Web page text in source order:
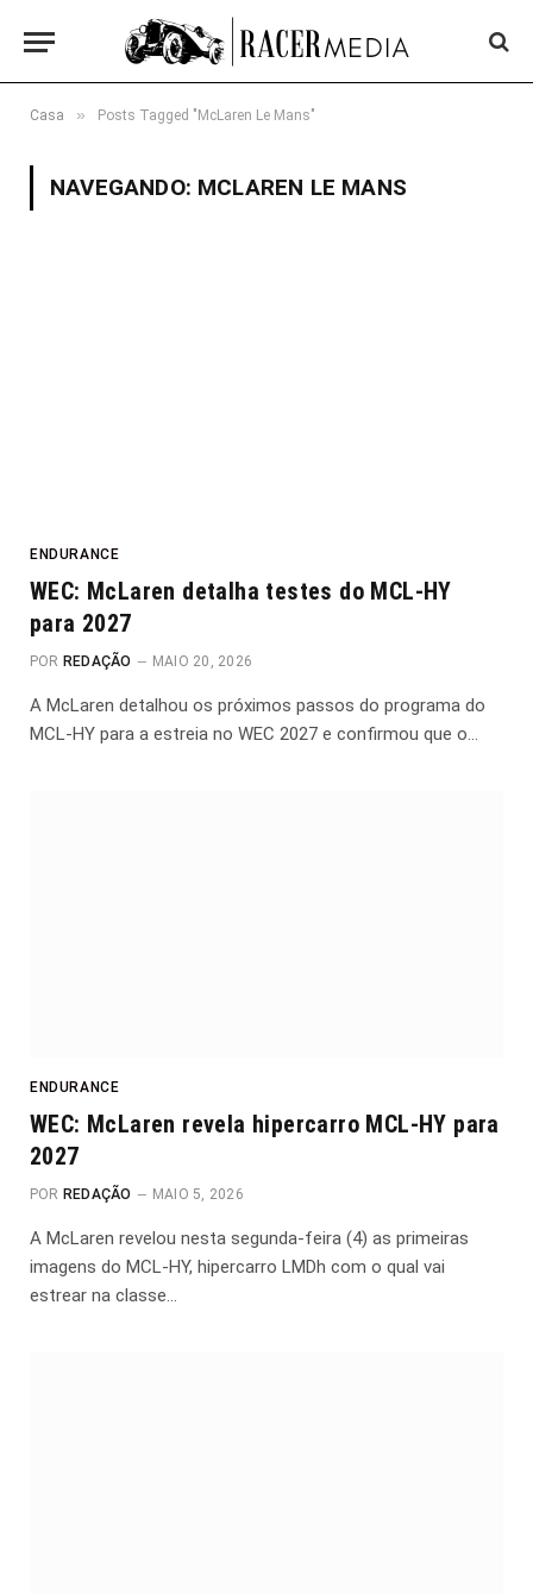
Casa » Posts Tagged "McLaren Le Mans"
NAVEGANDO: MCLAREN LE MANS
ENDURANCE
WEC: McLaren detalha testes do MCL-HY
para 2027
POR REDAÇÃO MAIO 20, 2026
A McLaren detalhou os próximos passos do programa do
MCL-HY para a estreia no WEC 2027 e confirmou que o…
ENDURANCE
WEC: McLaren revela hipercarro MCL-HY para
2027
POR REDAÇÃO MAIO 5, 2026
A McLaren revelou nesta segunda-feira (4) as primeiras
imagens do MCL-HY, hipercarro LMDh com o qual vai
estrear na classe…